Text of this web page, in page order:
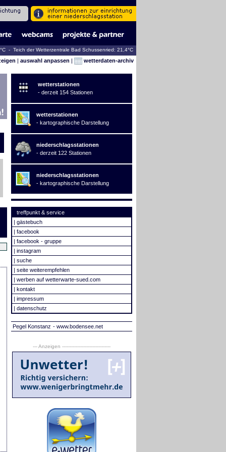
- Teich der Wetterzentrale Bad Schussenried: 21,4°C
| auswahl anpassen | wetterdaten-archiv
wetterstationen
- derzeit 154 Stationen
wetterstationen
- kartographische Darstellung
niederschlagsstationen
- derzeit 122 Stationen
niederschlagsstationen
- kartographische Darstellung
treffpunkt & service
| gästebuch
| facebook
| facebook - gruppe
| instagram
| suche
| seite weiterempfehlen
| werben auf wetterwarte-sued.com
| kontakt
| impressum
| datenschutz
Pegel Konstanz - www.bodensee.net
--- Anzeigen --------------------------------